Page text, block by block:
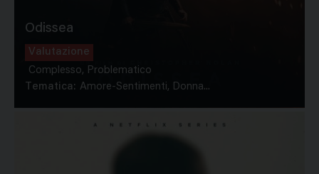
Odissea
Valutazione
Complesso, Problematico
Tematica: Amore-Sentimenti, Donna...